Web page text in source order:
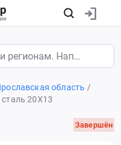
область
сталь 20Х13
Завершён